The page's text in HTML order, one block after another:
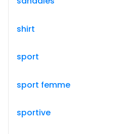
shirt
sport
sport femme
sportive